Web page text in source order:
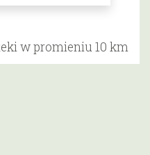
w promieniu 10 km